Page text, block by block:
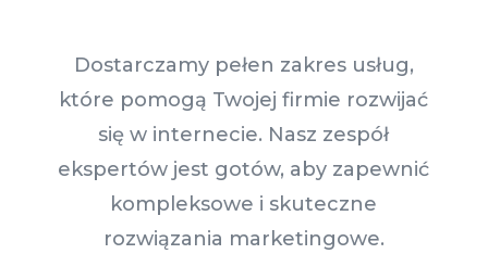
Dostarczamy pełen zakres usług,
które pomogą Twojej firmie rozwijać
się w internecie. Nasz zespół
ekspertów jest gotów, aby zapewnić
kompleksowe i skuteczne
rozwiązania marketingowe.